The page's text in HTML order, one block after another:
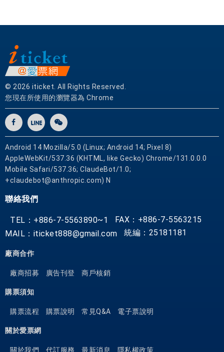
多
樣
的
設
施
，
令
您
杉
的
更
© 2026 iticket. All Rights Reserved.
您現在所使用的瀏覽器為 Chrome
Android 14 Mozilla/5.0 (Linux; Android 14; Pixel 8)
AppleWebKit/537.36 (KHTML, like Gecko) Chrome/131.0.0.0
Mobile Safari/537.36; ClaudeBot/1.0;
+claudebot@anthropic.com) N
聯絡我們
TEL：+886-7-5563890~1
FAX：+886-7-5563215
MAIL：iticket888@gmail.com
統編：25181181
廠商合作
廠商招募 廣告刊登 商戶核銷
購票須知
購票流程 購票說明 常見Q&A 電子票說明
關於愛票網
關於我們 代訂服務 最新消息 隱私權政策